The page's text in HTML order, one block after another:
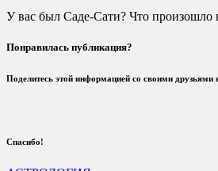
У вас был Саде-Сати? Что произошло
Понравилась публикация?
Поделитесь этой информацией со своими друзьями
Спасибо!